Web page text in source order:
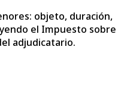
objeto, duración,
el Impuesto sobre
adjudicatario.